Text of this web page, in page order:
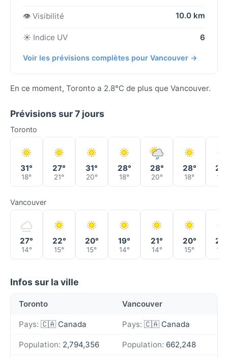
👁️ Visibilité 10.0 km
☀️ Indice UV 6
Voir les prévisions complètes pour Vancouver →
En ce moment, Toronto a 2.8°C de plus que Vancouver.
Prévisions sur 7 jours
Toronto
31°
18°
27°
21°
31°
20°
28°
18°
28°
20°
28°
18° 18°
Vancouver
27°
14°
22°
15°
20°
15°
19°
14°
21°
14°
20°
15° 14°
Infos sur la ville
Toronto Vancouver
Pays: 🇨🇦 Canada Pays: 🇨🇦 Canada
Population: 2,794,356 Population: 662,248